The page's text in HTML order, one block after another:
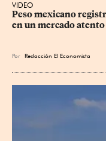
VIDEO
Peso mexicano
en un mercado
Por Redacción El Economista